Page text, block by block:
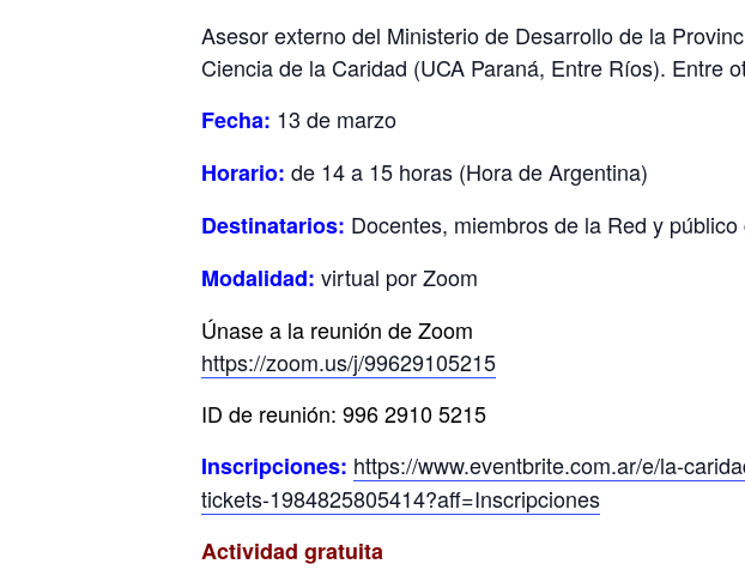
Asesor externo del Ministerio de Desarrollo de la
Ciencia de la Caridad (UCA Paraná, Entre Ríos). Entre
Fecha: 13 de marzo
Horario: de 14 a 15 horas (Hora de Argentina)
Destinatarios: Docentes, miembros de la Red y
Modalidad: virtual por Zoom
Únase a la reunión de Zoom
https://zoom.us/j/99629105215
ID de reunión: 996 2910 5215
Inscripciones: https://www.eventbrite.com.ar/e/la-
tickets-1984825805414?aff=Inscripciones
Actividad gratuita